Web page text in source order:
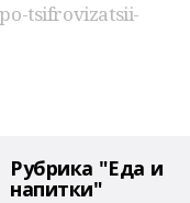
tsifrovizatsii-
Рубрика "Еда и
напитки"